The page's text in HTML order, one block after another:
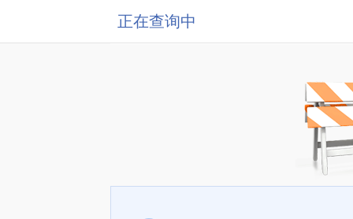
正在查询中